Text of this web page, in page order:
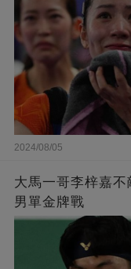
2024/08/05
大馬一哥李梓嘉
男單金牌戰